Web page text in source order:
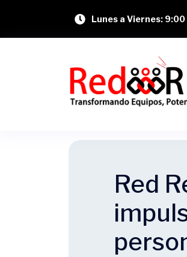
Lunes a Viernes:
Red